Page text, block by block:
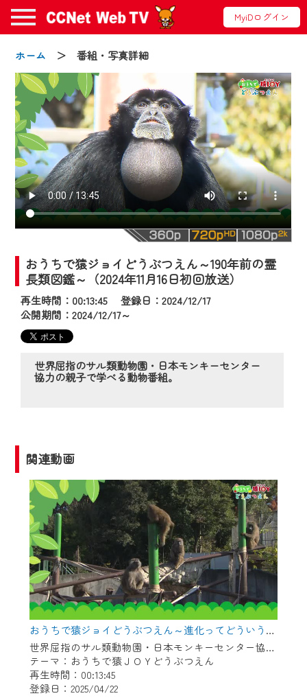
MyiDログイン
ホーム ＞ 番組・写真詳細
おうちで猿ジョイどうぶつえん～190年前の霊
長類図鑑～（2024年11月16日初回放送）
再生時間：00:13:45 登録日：2024/12/17
公開期間：2024/12/17～
世界屈指のサル類動物園・日本モンキーセンター
協力の親子で学べる動物番組。
関連動画
おうちで猿ジョイどうぶつえん～進化ってどういうこと？～（2025年3月16日初回放送）
世界屈指のサル類動物園・日本モンキーセンター協力の親子で学べる動物番組。
テーマ：おうちで猿ＪＯＹどうぶつえん
再生時間：00:13:45
登録日：2025/04/22
お知らせ
2024/09/02
動画配信サービス『CCNet Web TV』は2024
年9月24日からリニューアルします！
【変更点】
◆デザイン変更により、お住まいの地域
の動画コンテンツが一目瞭然。
◆当社アプリやＰＣブラウザから、いつ
でも・どこでも・外出先でも！
CCNetサービスエリア20市町の地域情報
番組をご視聴いただけます！
ビス向上のため、
一部コンテンツを除き、
CCNetサービスへの加入と『CCNetマイ
ページ※』へのログインが必要となりま
す。
何卒、ご理解ご了承の程よろしくお願い
いたします。
※マイページへのログインには、MyIDが必
要となります。
※MyIDとは、CCNet Web TVを含むCCNetの
各種サービスをご利用頂くためのIDです。
IDはお客様が使っているメールアドレス